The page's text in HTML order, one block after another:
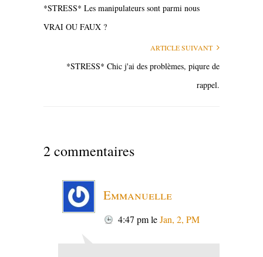
*STRESS* Les manipulateurs sont parmi nous
VRAI OU FAUX ?
ARTICLE SUIVANT
*STRESS* Chic j'ai des problèmes, piqure de
rappel.
2 commentaires
Emmanuelle
4:47 pmleJan, 2, PM